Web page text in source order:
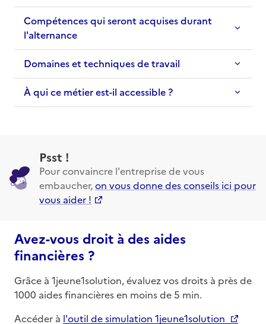
Compétences qui seront acquises durant
l'alternance
Domaines et techniques de travail
À qui ce métier est-il accessible ?
Psst !
Pour convaincre l'entreprise de vous
embaucher,on vous donne des conseils ici pour
vous aider !
Avez-vous droit à des aides
financières ?
Grâce à 1jeune1solution, évaluez vos droits à près de
1000 aides financières en moins de 5 min.
Accéder à l'outil de simulation 1jeune1solution